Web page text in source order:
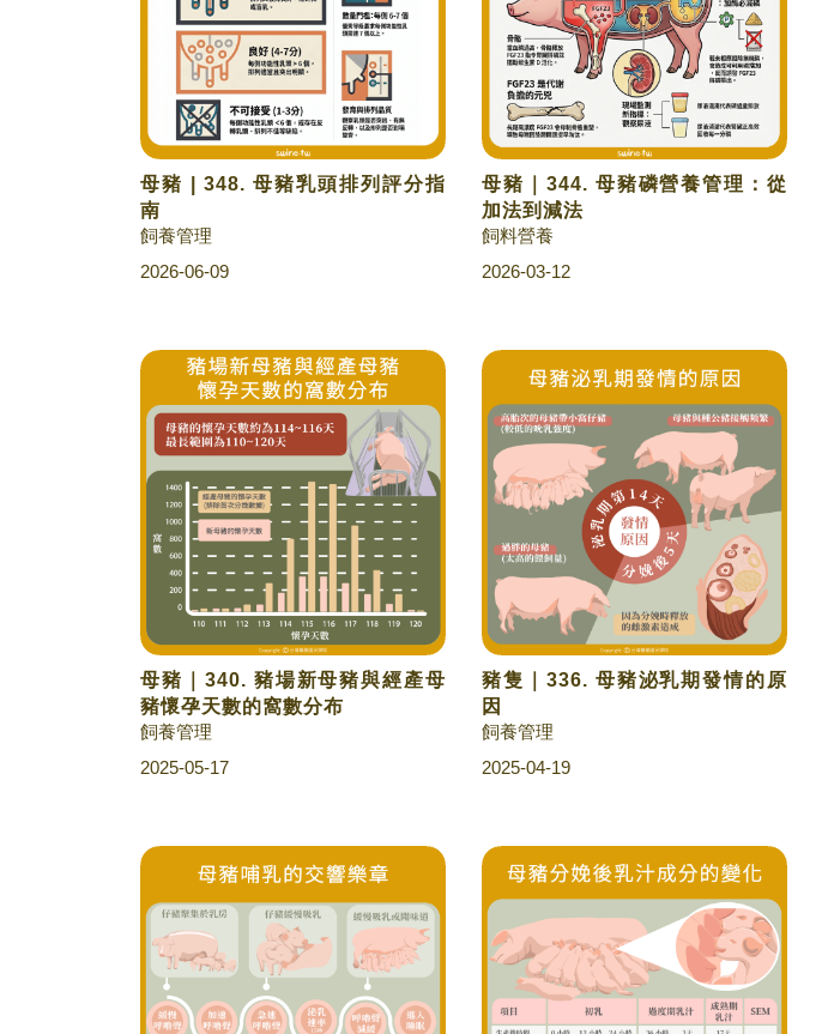
母豬 | 348. 母豬乳頭排列評分指
南
飼養管理
2026-06-09
母豬｜344. 母豬磷營養管理：從
加法到減法
飼料營養
2026-03-12
母豬｜340. 豬場新母豬與經產母
豬懷孕天數的窩數分布
飼養管理
2025-05-17
豬隻｜336. 母豬泌乳期發情的原
因
飼養管理
2025-04-19